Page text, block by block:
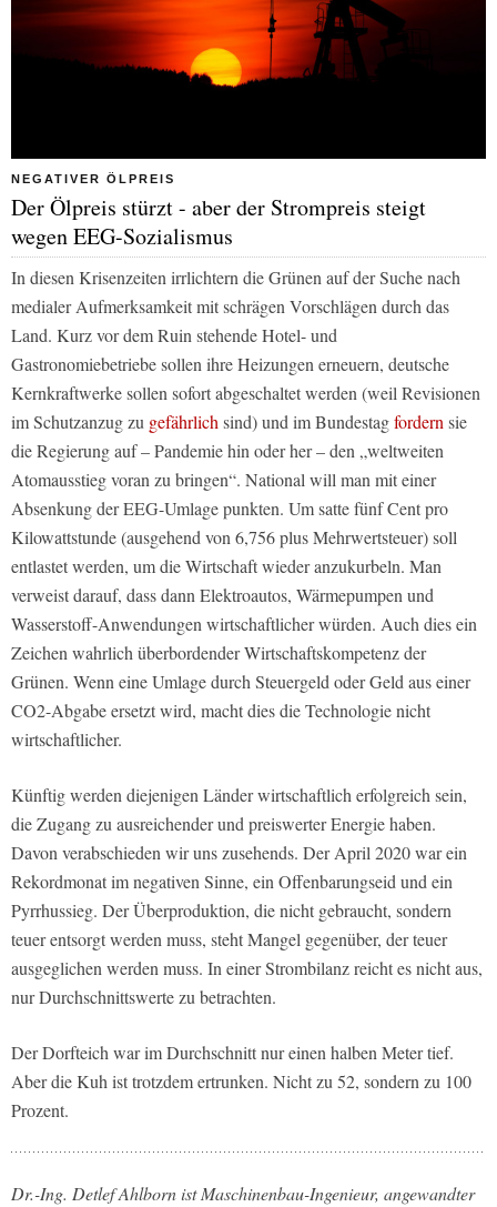
NEGATIVER ÖLPREIS
Der Ölpreis stürzt - aber der Strompreis steigt
wegen EEG-Sozialismus
In diesen Krisenzeiten irrlichtern die Grünen auf der Suche nach
medialer Aufmerksamkeit mit schrägen Vorschlägen durch das
Land. Kurz vor dem Ruin stehende Hotel- und
Gastronomiebetriebe sollen ihre Heizungen erneuern, deutsche
Kernkraftwerke sollen sofort abgeschaltet werden (weil Revisionen
im Schutzanzug zu gefährlich sind) und im Bundestagfordern sie
die Regierung auf – Pandemie hin oder her – den „weltweiten
Atomausstieg voran zu bringen“. National will man mit einer
Absenkung der EEG-Umlage punkten. Um satte fünf Cent pro
Kilowattstunde (ausgehend von 6,756 plus Mehrwertsteuer) soll
entlastet werden, um die Wirtschaft wieder anzukurbeln. Man
verweist darauf, dass dann Elektroautos, Wärmepumpen und
Wasserstoff-Anwendungen wirtschaftlicher würden. Auch dies ein
Zeichen wahrlich überbordender Wirtschaftskompetenz der
Grünen. Wenn eine Umlage durch Steuergeld oder Geld aus einer
CO2-Abgabe ersetzt wird, macht dies die Technologie nicht
wirtschaftlicher.
Künftig werden diejenigen Länder wirtschaftlich erfolgreich sein,
die Zugang zu ausreichender und preiswerter Energie haben.
Davon verabschieden wir uns zusehends. Der April 2020 war ein
Rekordmonat im negativen Sinne, ein Offenbarungseid und ein
Pyrrhussieg. Der Überproduktion, die nicht gebraucht, sondern
teuer entsorgt werden muss, steht Mangel gegenüber, der teuer
ausgeglichen werden muss. In einer Strombilanz reicht es nicht aus,
nur Durchschnittswerte zu betrachten.
Der Dorfteich war im Durchschnitt nur einen halben Meter tief.
Aber die Kuh ist trotzdem ertrunken. Nicht zu 52, sondern zu 100
Prozent.
Dr.-Ing. Detlef Ahlborn ist Maschinenbau-Ingenieur, angewandter